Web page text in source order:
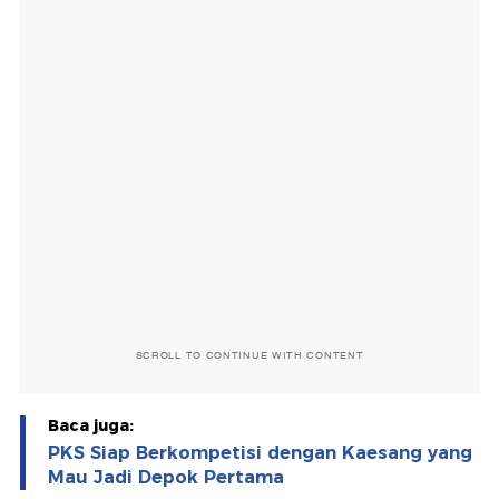
SCROLL TO CONTINUE WITH CONTENT
Baca juga:
PKS Siap Berkompetisi dengan Kaesang yang
Mau Jadi Depok Pertama